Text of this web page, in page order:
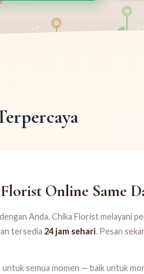
Online Same
Anda. Chika Florist melayani
tersedia 24 jam sehari. Pesan
semua momen — baik untuk